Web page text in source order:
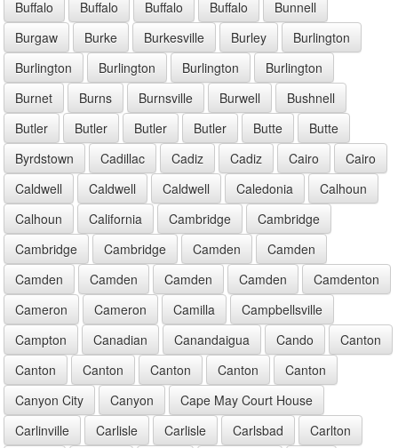
Buffalo
Buffalo Buffalo Buffalo
Bunnell
Burgaw
Burke Burkesville Burley
Burlington
Burlington
Burlington Burlington
Burlington
Burnet
Burns Burnsville Burwell
Bushnell
Butler
Butler Butler Butler Butte
Butte
Byrdstown
Cadillac Cadiz Cadiz Cairo
Cairo
Caldwell
Caldwell Caldwell Caledonia
Calhoun
Calhoun
California Cambridge
Cambridge
Cambridge
Cambridge Camden
Camden
Camden
Camden Camden Camden
Camdenton
Cameron
Cameron Camilla
Campbellsville
Campton
Canadian Canandaigua Cando
Canton
Canton
Canton Canton Canton
Canton
Canyon City
Canyon
Cape May Court House
Carlinville
Carlisle Carlisle Carlsbad Carlton